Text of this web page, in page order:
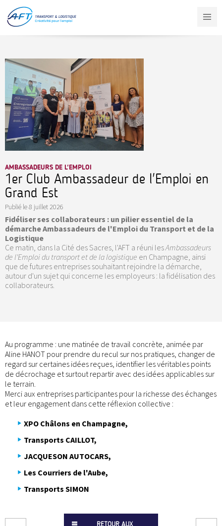
contenu
principal
AMBASSADEURS DE L'EMPLOI
1er Club Ambassadeur de l'Emploi en
Grand Est
Publié le8 juillet 2026
Fidéliser ses collaborateurs : un pilier essentiel de la
démarche Ambassadeurs de l'Emploi du Transport et de la
Logistique
Ce matin, dans la Cité des Sacres, l'AFT a réuni lesAmbassadeurs
de l'Emploi du transport et de la logistique en Champagne, ainsi
que de futures entreprises souhaitant rejoindre la démarche,
autour d'un sujet qui concerne les employeurs : la fidélisation des
collaborateurs.
Au programme : une matinée de travail concrète, animée par
Aline HANOT pour prendre du recul sur nos pratiques, changer de
regard sur certaines idées reçues, identifier les véritables points
de décrochage et surtout repartir avec des idées applicables sur
le terrain.
Merci aux entreprises participantes pour la richesse des échanges
et leur engagement dans cette réflexion collective :
XPO Châlons en Champagne,
Transports CAILLOT,
JACQUESON AUTOCARS,
Les Courriers de l'Aube,
Transports SIMON